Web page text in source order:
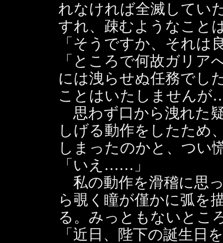
れなければ全滅してい
すれ、疎むようなこと
「そうですか、それは
「ところで何故ガリ
には洩らせぬ任務でし
ことはいたしません
思わず口から洩れた
しげる動作をしたため
しまったのかと、つい
「いえ……」
私の動作を滑稽に思
ら覗く瞳が僅かに弧を
る。みっともないとこ
「近日、陛下の誕生日